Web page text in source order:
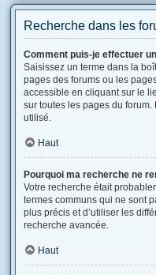
Recherche dans les
Comment puis-je effectuer
Saisissez un terme dans la
pages des forums ou les
accessible en cliquant sur le
sur toutes les pages du forum.
utilisé.
Haut
Pourquoi ma recherche ne
Votre recherche était
termes communs qui ne sont
plus précis et d’utiliser les
recherche avancée.
Haut